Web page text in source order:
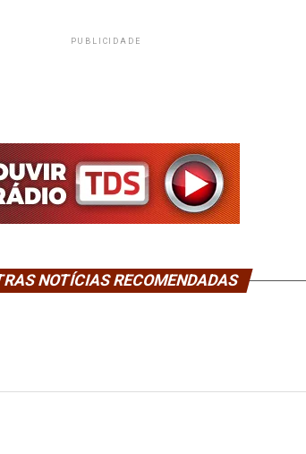
PUBLICIDADE
NOTÍCIAS RECOMENDADAS